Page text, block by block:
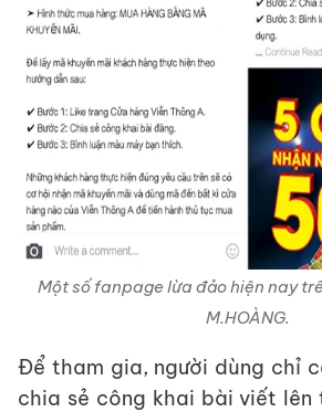
Một số fanpage lừa đảo hiện nay
M.HOÀNG.
Để tham gia, người dùng chỉ
chia sẻ công khai bài viết lên